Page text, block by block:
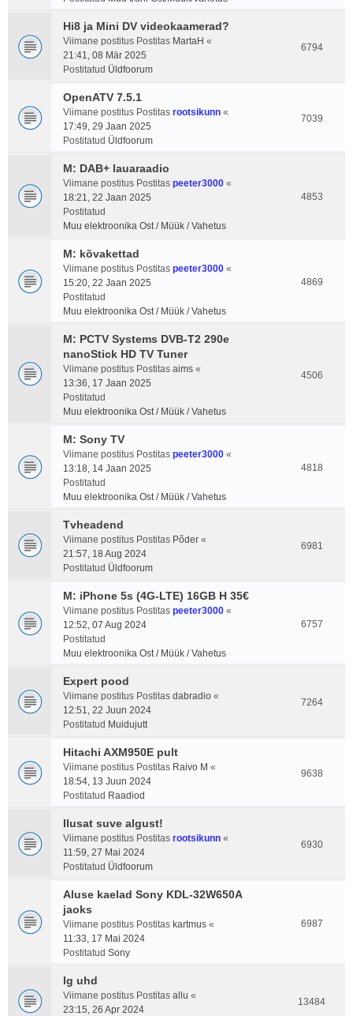
Hi8 ja Mini DV videokaamerad?
Viimane postitus Postitas MartaH «
21:41, 08 Mär 2025
Postitatud Üldfoorum
6794
OpenATV 7.5.1
Viimane postitus Postitas rootsikunn «
17:49, 29 Jaan 2025
Postitatud Üldfoorum
7039
M: DAB+ lauaraadio
Viimane postitus Postitas peeter3000 «
18:21, 22 Jaan 2025
Postitatud
Muu elektroonika Ost / Müük / Vahetus
4853
M: kõvakettad
Viimane postitus Postitas peeter3000 «
15:20, 22 Jaan 2025
Postitatud
Muu elektroonika Ost / Müük / Vahetus
4869
M: PCTV Systems DVB-T2 290e
nanoStick HD TV Tuner
Viimane postitus Postitas aims «
13:36, 17 Jaan 2025
Postitatud
Muu elektroonika Ost / Müük / Vahetus
4506
M: Sony TV
Viimane postitus Postitas peeter3000 «
13:18, 14 Jaan 2025
Postitatud
Muu elektroonika Ost / Müük / Vahetus
4818
Tvheadend
Viimane postitus Postitas Põder «
21:57, 18 Aug 2024
Postitatud Üldfoorum
6981
M: iPhone 5s (4G-LTE) 16GB H 35€
Viimane postitus Postitas peeter3000 «
12:52, 07 Aug 2024
Postitatud
Muu elektroonika Ost / Müük / Vahetus
6757
Expert pood
Viimane postitus Postitas dabradio «
12:51, 22 Juun 2024
Postitatud Muidujutt
7264
Hitachi AXM950E pult
Viimane postitus Postitas Raivo M «
18:54, 13 Juun 2024
Postitatud Raadiod
9638
Ilusat suve algust!
Viimane postitus Postitas rootsikunn «
11:59, 27 Mai 2024
Postitatud Üldfoorum
6930
Aluse kaelad Sony KDL-32W650A
jaoks
Viimane postitus Postitas kartmus «
11:33, 17 Mai 2024
Postitatud Sony
6987
lg uhd
Viimane postitus Postitas allu «
23:15, 26 Apr 2024
13484